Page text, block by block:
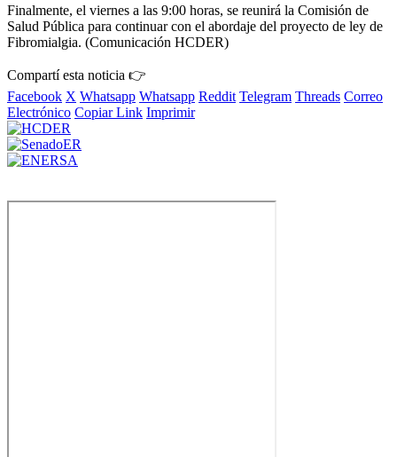
Finalmente, el viernes a las 9:00 horas, se reunirá la Comisión de
Salud Pública para continuar con el abordaje del proyecto de ley de
Fibromialgia. (Comunicación HCDER)
Compartí esta noticia 👉
Facebook X Whatsapp Whatsapp Reddit Telegram Threads Correo
Electrónico Copiar Link Imprimir